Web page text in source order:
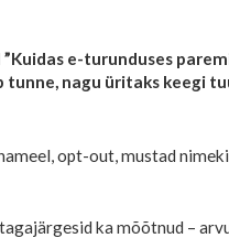
e-turunduses
nagu üritaks keegi
opt-out, mustad
ka mõõtnud –